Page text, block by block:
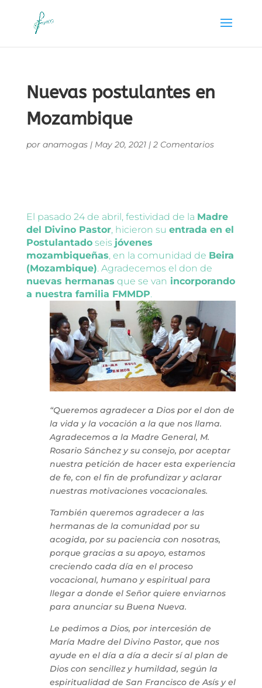
Nuevas postulantes en
Mozambique
por anamogas| May 20, 2021| 2 Comentarios
El pasado 24 de abril, festividad de la Madre
del Divino Pastor, hicieron su entrada en el
Postulantadoseis jóvenes
mozambiqueñas, en la comunidad de Beira
(Mozambique). Agradecemos el don de
nuevas hermanas que se van incorporando
a nuestra familia FMMDP.
“Queremos agradecer a Dios por el don de
la vida y la vocación a la que nos llama.
Agradecemos a la Madre General, M.
Rosario Sánchez y su consejo, por aceptar
nuestra petición de hacer esta experiencia
de fe, con el fin de profundizar y aclarar
nuestras motivaciones vocacionales.
También queremos agradecer a las
hermanas de la comunidad por su
acogida, por su paciencia con nosotras,
porque gracias a su apoyo, estamos
creciendo cada día en el proceso
vocacional, humano y espiritual para
llegar a donde el Señor quiere enviarnos
para anunciar su Buena Nueva.
Le pedimos a Dios, por intercesión de
María Madre del Divino Pastor, que nos
ayude en el día a día a decir sí al plan de
Dios con sencillez y humildad, según la
espiritualidad de San Francisco de Asís y el